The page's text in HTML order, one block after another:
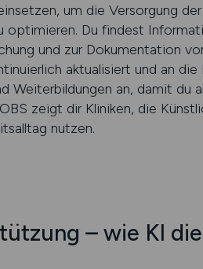
um die Versorgung
Du findest
und zur Dokumentation
aktualisiert und an die
Weiterbildungen an, damit du
zeigt dir Kliniken, die
nutzen.
– wie KI